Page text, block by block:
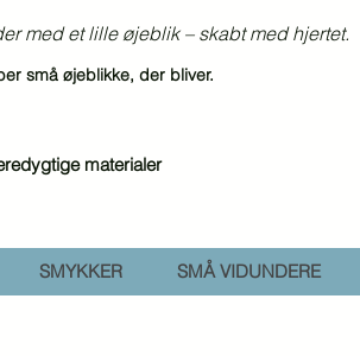
med et lille øjeblik – skabt med hjertet.
små øjeblikke, der bliver.
materialer
SMYKKER SMÅ VIDUNDERE